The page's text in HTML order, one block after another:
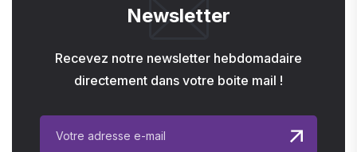
Newsletter
Recevez notre newsletter hebdomadaire
directement dans votre boite mail !